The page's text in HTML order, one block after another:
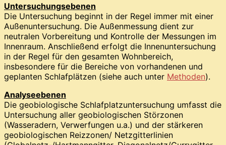
Untersuchungsebenen
Die Untersuchung beginnt in der Regel immer mit einer
Außenuntersuchung. Die Außenmessung dient zur
neutralen Vorbereitung und Kontrolle der Messungen im
Innenraum. Anschließend erfolgt die Innenuntersuchung
in der Regel für den gesamten Wohnbereich,
insbesondere für die Bereiche von vorhandenen und
geplanten Schlafplätzen (siehe auch unter Methoden).
Analyseebenen
Die geobiologische Schlafplatzuntersuchung umfasst die
Untersuchung aller geobiologischen Störzonen
(Wasseradern, Verwerfungen u.a.) und der stärkeren
geobiologischen Reizzonen/ Netzgitterlinien